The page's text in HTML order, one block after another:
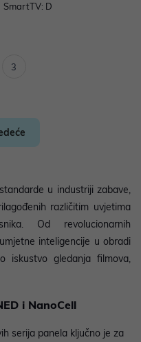
SmartTV: D
3
u industriji zabave,
različitim uvjetima
Od revolucionarnih
inteligencije u obradi
iskustvo gledanja filmova,
i NanoCell
serija panela ključno je za